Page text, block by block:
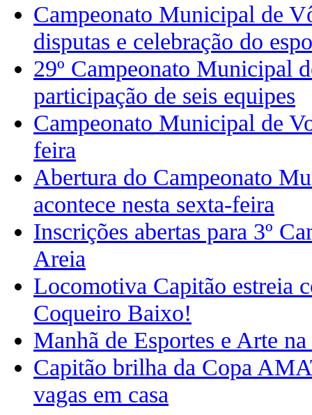
Campeonato Municipal de
disputas e celebração do
29º Campeonato Municipal
participação de seis equipes
Campeonato Municipal de
feira
Abertura do Campeonato
acontece nesta sexta-feira
Inscrições abertas para 3º
Areia
Locomotiva Capitão estreia
Coqueiro Baixo!
Manhã de Esportes e Arte
Capitão brilha da Copa
vagas em casa